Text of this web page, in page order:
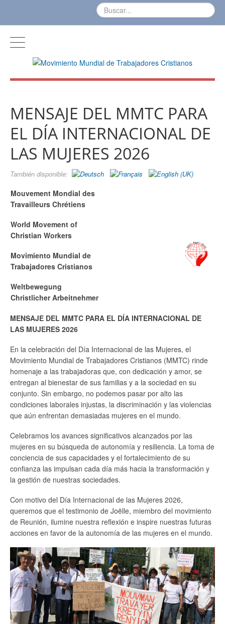
MENSAJE DEL MMTC PARA
EL DÍA INTERNACIONAL DE
LAS MUJERES 2026
También disponible:
Mouvement Mondial des
Travailleurs Chrétiens
World Movement of
Christian Workers
Movimiento Mundial de
Trabajadores Cristianos
Weltbewegung
Christlicher Arbeitnehmer
MENSAJE DEL MMTC PARA EL DÍA INTERNACIONAL DE
LAS MUJERES 2026
En la celebración del Día Internacional de las Mujeres, el
Movimiento Mundial de Trabajadores Cristianos (MMTC) rinde
homenaje a las trabajadoras que, con dedicación y amor, se
entregan al bienestar de sus familias y a la sociedad en su
conjunto. Sin embargo, no podemos pasar por alto las
condiciones laborales injustas, la discriminación y las violencias
que aún enfrentan demasiadas mujeres en el mundo.
Celebramos los avances significativos alcanzados por las
mujeres en su búsqueda de autonomía y resiliencia. La toma de
conciencia de sus capacidades y el fortalecimiento de su
confianza las impulsan cada día más hacia la transformación y
la gestión de nuestras sociedades.
Con motivo del Día Internacional de las Mujeres 2026,
queremos que el testimonio de Joëlle, miembro del movimiento
de Reunión, ilumine nuestra reflexión e inspire nuestras futuras
acciones en favor de la autonomía de las mujeres en el mundo.